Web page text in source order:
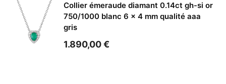
Collier émeraude diamant 0.14ct gh-si or
750/1000 blanc 6 x 4 mm qualité aaa
gris
1.890,00€